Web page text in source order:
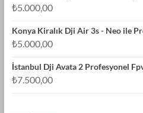
₺5.000,00
Konya Kiralık Dji Air 3s - Neo ile
₺5.000,00
İstanbul Dji Avata 2 Profesyonel
₺7.500,00